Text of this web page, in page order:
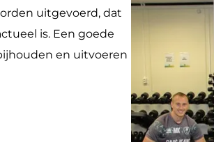
uitgevoerd, dat
is. Een goede
en uitvoeren